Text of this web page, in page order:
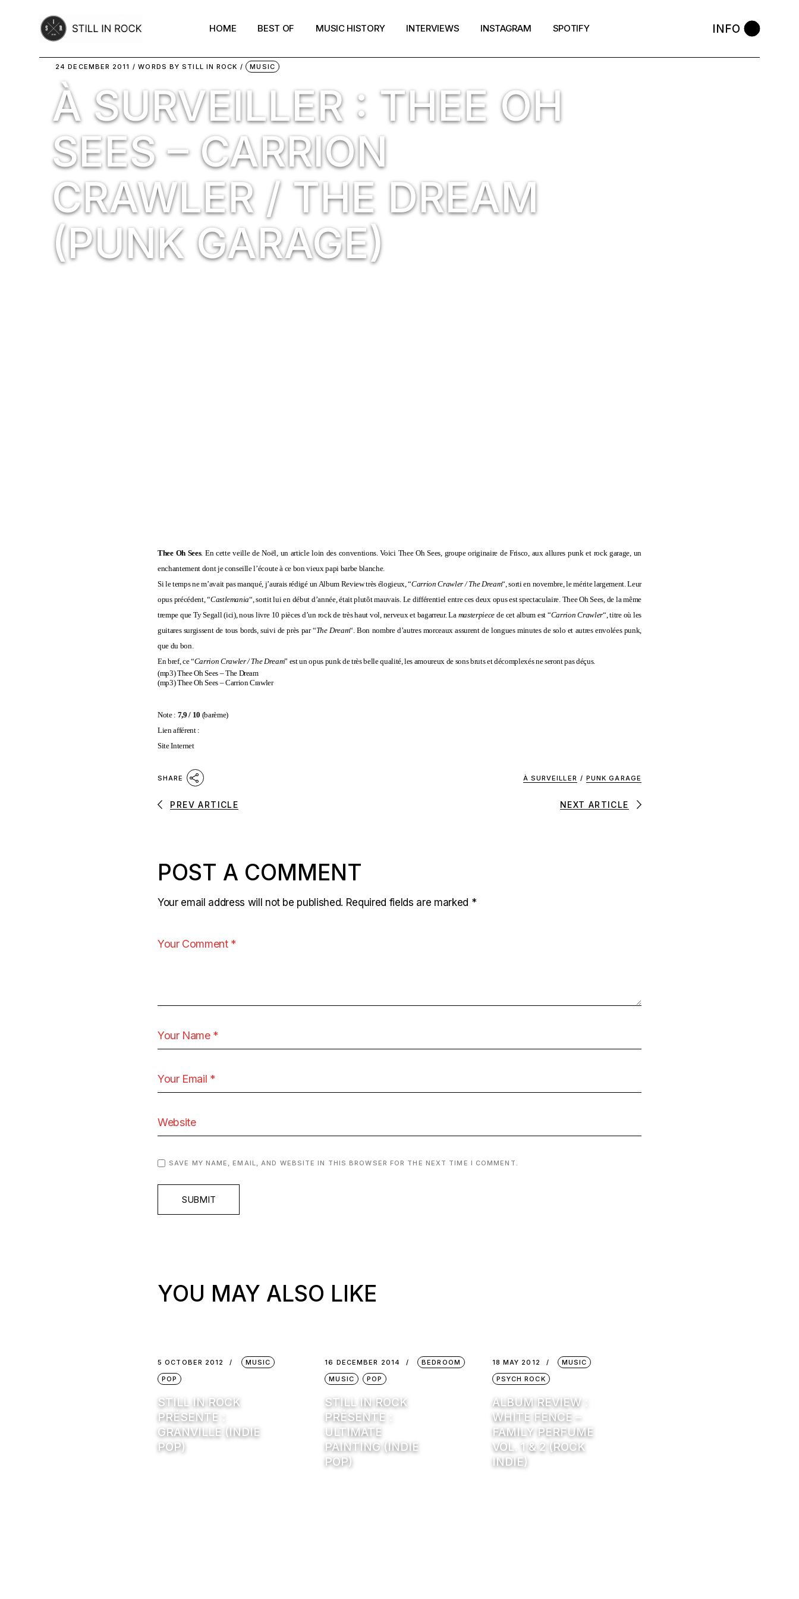
HOME BEST OF MUSIC HISTORY INTERVIEWS INSTAGRAM SPOTIFY INFO
24 DECEMBER 2011 WORDS BYSTILL IN ROCK MUSIC
À SURVEILLER : THEE OH
SEES – CARRION
CRAWLER / THE DREAM
(PUNK GARAGE)
Thee Oh Sees. En cette veille de Noël, un article loin des conventions. Voici Thee Oh Sees, groupe originaire de Frisco, aux allures punk et rock garage, un
enchantement dont je conseille l’écoute à ce bon vieux papi barbe blanche.
Si le temps ne m’avait pas manqué, j’aurais rédigé un Album Review très élogieux, “Carrion Crawler / The Dream“, sorti en novembre, le mérite largement. Leur
opus précédent, “Castlemania“, sortit lui en début d’année, était plutôt mauvais. Le différentiel entre ces deux opus est spectaculaire. Thee Oh Sees, de la même
trempe que Ty Segall (ici), nous livre 10 pièces d’un rock de très haut vol, nerveux et bagarreur. La masterpiece de cet album est “Carrion Crawler“, titre où les
guitares surgissent de tous bords, suivi de près par “The Dream“. Bon nombre d’autres morceaux assurent de longues minutes de solo et autres envolées punk,
que du bon.
En bref, ce “Carrion Crawler / The Dream” est un opus punk de très belle qualité, les amoureux de sons bruts et décomplexés ne seront pas déçus.
(mp3)Thee Oh Sees – The Dream
(mp3)Thee Oh Sees – Carrion Crawler
Note : 7,9 / 10 (barème)
Lien afférent :
Site Internet
SHARE À SURVEILLER / PUNK GARAGE
PREV ARTICLE NEXT ARTICLE
POST A COMMENT
Your email address will not be published. Required fields are marked *
SAVE MY NAME, EMAIL, AND WEBSITE IN THIS BROWSER FOR THE NEXT TIME I COMMENT.
SUBMIT
YOU MAY ALSO LIKE
5 OCTOBER 2012
MUSIC
POP
STILL IN ROCK
PRÉSENTE :
GRANVILLE (INDIE
POP)
16 DECEMBER 2014
BEDROOM
MUSIC
POP
STILL IN ROCK
PRÉSENTE :
ULTIMATE
PAINTING (INDIE
POP)
18 MAY 2012
MUSIC
PSYCH ROCK
ALBUM REVIEW :
WHITE FENCE –
FAMILY PERFUME
VOL. 1 & 2 (ROCK
INDIE)